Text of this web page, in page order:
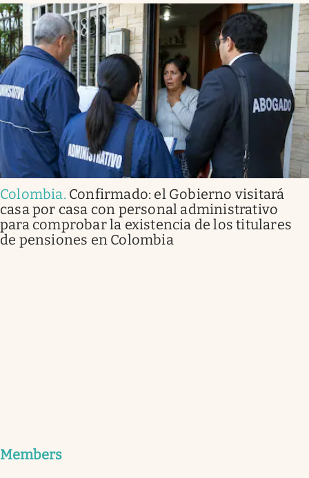
Colombia. Confirmado: el Gobierno visitará
casa por casa con personal administrativo
para comprobar la existencia de los titulares
de pensiones en Colombia
Members